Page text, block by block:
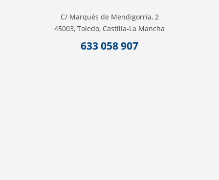
C/ Marqués de Mendigorría, 2
45003, Toledo, Castilla-La Mancha
633 058 907